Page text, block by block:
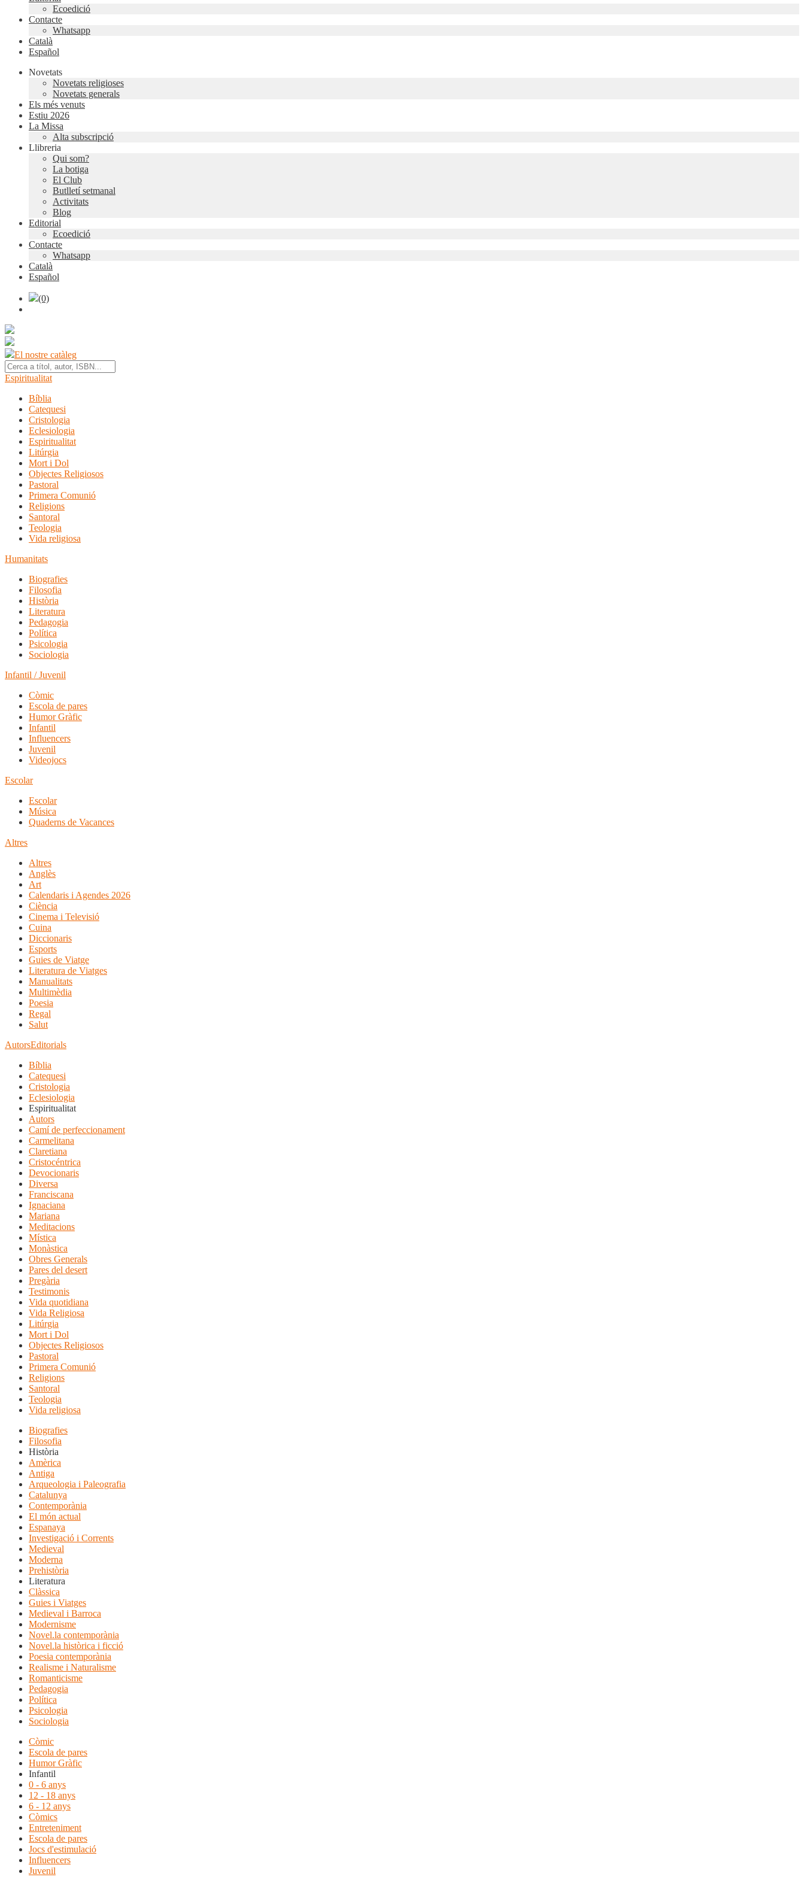
Ecoedició
Contacte
Whatsapp
Català
Español
Novetats
Novetats religioses
Novetats generals
Els més venuts
Estiu 2026
La Missa
Alta subscripció
Llibreria
Qui som?
La botiga
El Club
Butlletí setmanal
Activitats
Blog
Editorial
Ecoedició
Contacte
Whatsapp
Català
Español
(0)
El nostre catàleg
Espiritualitat
Bíblia
Catequesi
Cristologia
Eclesiologia
Espiritualitat
Litúrgia
Mort i Dol
Objectes Religiosos
Pastoral
Primera Comunió
Religions
Santoral
Teologia
Vida religiosa
Humanitats
Biografies
Filosofia
Història
Literatura
Pedagogia
Política
Psicologia
Sociologia
Infantil / Juvenil
Còmic
Escola de pares
Humor Gràfic
Infantil
Influencers
Juvenil
Videojocs
Escolar
Escolar
Música
Quaderns de Vacances
Altres
Altres
Anglès
Art
Calendaris i Agendes 2026
Ciència
Cinema i Televisió
Cuina
Diccionaris
Esports
Guies de Viatge
Literatura de Viatges
Manualitats
Multimèdia
Poesia
Regal
Salut
AutorsEditorials
Bíblia
Catequesi
Cristologia
Eclesiologia
Espiritualitat
Autors
Camí de perfeccionament
Carmelitana
Claretiana
Cristocéntrica
Devocionaris
Diversa
Franciscana
Ignaciana
Mariana
Meditacions
Mística
Monàstica
Obres Generals
Pares del desert
Pregària
Testimonis
Vida quotidiana
Vida Religiosa
Litúrgia
Mort i Dol
Objectes Religiosos
Pastoral
Primera Comunió
Religions
Santoral
Teologia
Vida religiosa
Biografies
Filosofia
Història
Amèrica
Antiga
Arqueologia i Paleografia
Catalunya
Contemporània
El món actual
Espanaya
Investigació i Corrents
Medieval
Moderna
Prehistòria
Literatura
Clàssica
Guies i Viatges
Medieval i Barroca
Modernisme
Novel.la contemporània
Novel.la històrica i ficció
Poesia contemporània
Realisme i Naturalisme
Romanticisme
Pedagogia
Política
Psicologia
Sociologia
Còmic
Escola de pares
Humor Gràfic
Infantil
0 - 6 anys
12 - 18 anys
6 - 12 anys
Còmics
Entreteniment
Escola de pares
Jocs d'estimulació
Influencers
Juvenil